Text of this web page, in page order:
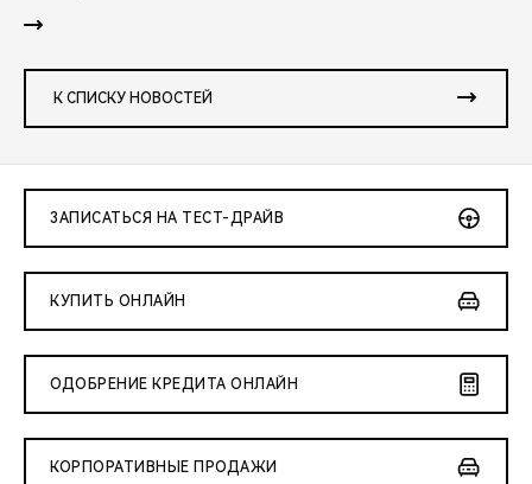
К СПИСКУ НОВОСТЕЙ
ЗАПИСАТЬСЯ НА ТЕСТ-ДРАЙВ
КУПИТЬ ОНЛАЙН
ОДОБРЕНИЕ КРЕДИТА ОНЛАЙН
КОРПОРАТИВНЫЕ ПРОДАЖИ